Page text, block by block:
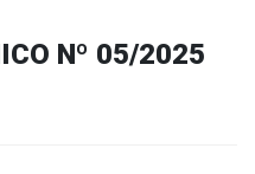
Nº 05/2025